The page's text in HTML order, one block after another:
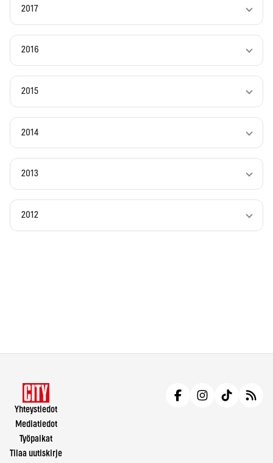
2017
2016
2015
2014
2013
2012
Yhteystiedot
Mediatiedot
Työpaikat
Tilaa uutiskirje